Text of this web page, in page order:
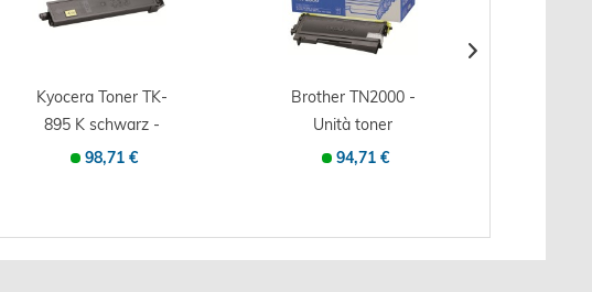
Kyocera Toner TK-
895 K schwarz -
Originale -...
98,71 €
Brother TN2000 -
Unità toner
Originale - Nero -...
94,71 €